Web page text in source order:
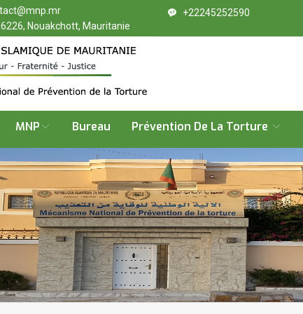
6226, Nouakchott, Mauritanie
+22245252590
MNP Bureau Prévention De La Torture